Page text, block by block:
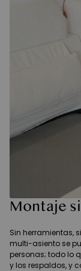
Montaje
Sin herramientas,
multi-asiento se
personas; todo lo
y los respaldos, y